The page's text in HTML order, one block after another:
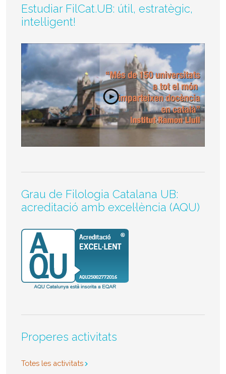
Estudiar FilCat.UB: útil, estratègic,
intel·ligent!
Grau de Filologia Catalana UB:
acreditació amb excel·lència (AQU)
Properes activitats
Totes les activitats